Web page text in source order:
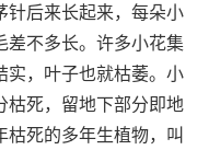
针后来长起来，每朵小
差不多长。许多小花集
实，叶子也就枯萎。小
枯死，留地下部分即地
死的多年生植物，叫